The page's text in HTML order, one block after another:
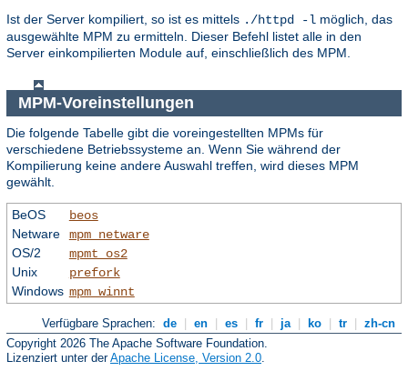
Ist der Server kompiliert, so ist es mittels ./httpd -l möglich, das
ausgewählte MPM zu ermitteln. Dieser Befehl listet alle in den
Server einkompilierten Module auf, einschließlich des MPM.
MPM-Voreinstellungen
Die folgende Tabelle gibt die voreingestellten MPMs für
verschiedene Betriebssysteme an. Wenn Sie während der
Kompilierung keine andere Auswahl treffen, wird dieses MPM
gewählt.
BeOS
beos
Netware
mpm_netware
OS/2
mpmt_os2
Unix
prefork
Windows mpm_winnt
Verfügbare Sprachen: de | en | es | fr | ja | ko | tr | zh-cn
Copyright 2026 The Apache Software Foundation.
Lizenziert unter derApache License, Version 2.0